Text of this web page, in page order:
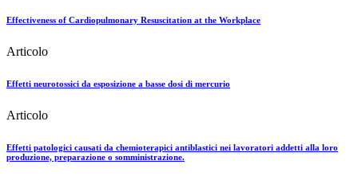
Effectiveness of Cardiopulmonary Resuscitation at the Workplace
Articolo
Effetti neurotossici da esposizione a basse dosi di mercurio
Articolo
Effetti patologici causati da chemioterapici antiblastici nei lavoratori addetti alla loro
produzione, preparazione o somministrazione.